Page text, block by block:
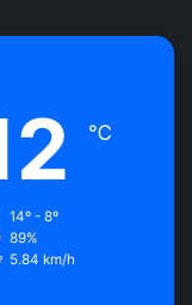
limpeza ℃
14º - 8º
89%
5.84 km/h